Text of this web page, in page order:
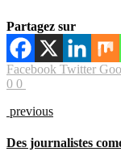
Partagez sur
Facebook Twitter
0 0
previous
Des journalistes